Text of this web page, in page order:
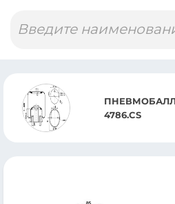
товаров
4786.CS